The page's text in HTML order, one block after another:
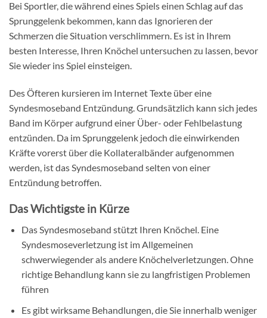
Bei Sportler, die während eines Spiels einen Schlag auf das
Sprunggelenk bekommen, kann das Ignorieren der
Schmerzen die Situation verschlimmern. Es ist in Ihrem
besten Interesse, Ihren Knöchel untersuchen zu lassen, bevor
Sie wieder ins Spiel einsteigen.
Des Öfteren kursieren im Internet Texte über eine
Syndesmoseband Entzündung. Grundsätzlich kann sich jedes
Band im Körper aufgrund einer Über- oder Fehlbelastung
entzünden. Da im Sprunggelenk jedoch die einwirkenden
Kräfte vorerst über die Kollateralbänder aufgenommen
werden, ist das Syndesmoseband selten von einer
Entzündung betroffen.
Das Wichtigste in Kürze
Das Syndesmoseband stützt Ihren Knöchel. Eine
Syndesmoseverletzung ist im Allgemeinen
schwerwiegender als andere Knöchelverletzungen. Ohne
richtige Behandlung kann sie zu langfristigen Problemen
führen
Es gibt wirksame Behandlungen, die Sie innerhalb weniger